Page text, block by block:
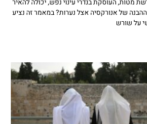
מטות, העוסקת בנדרי עינוי נפש, יכולה להאיר
של אנורקסיה אצל נערות? במאמר זה נציע
על שורש